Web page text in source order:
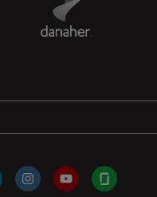
InstagramYouTubeGlassdoor